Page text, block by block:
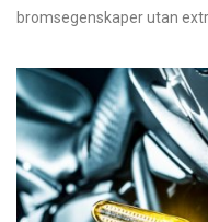
bromsegenskaper utan